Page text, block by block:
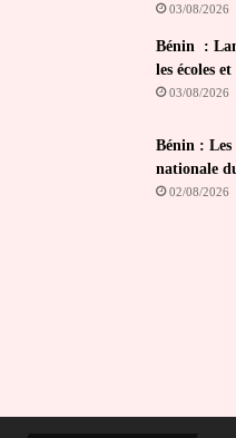
03/08/2026
Bénin :
les écoles
03/08/2026
Bénin : Les
nationale
02/08/2026